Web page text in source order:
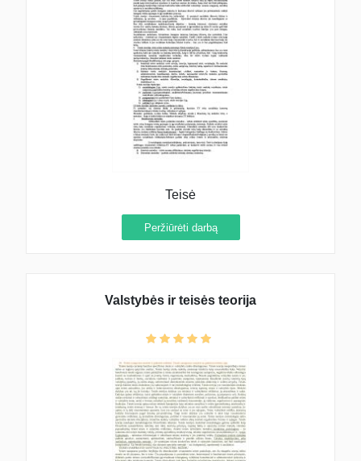
Teisė
Peržiūrėti darbą
Valstybės ir teisės teorija